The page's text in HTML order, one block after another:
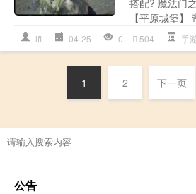
【平原城堡】
lfl 04-25 0 504 手
1 2 下一页
公告